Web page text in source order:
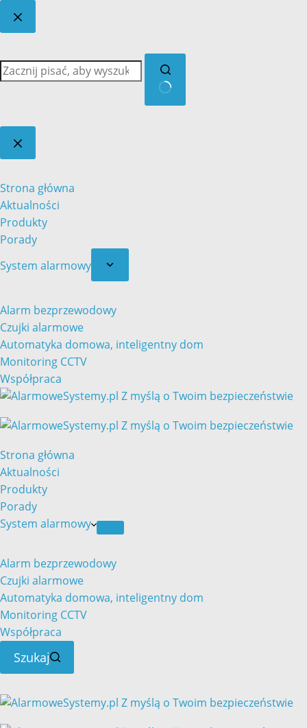
wyników
Strona główna
Aktualności
Produkty
Porady
System alarmowy
Alarm bezprzewodowy
Czujki alarmowe
Automatyka domowa, inteligentny dom
Monitoring CCTV
Współpraca
Strona główna
Aktualności
Produkty
Porady
System alarmowy
Alarm bezprzewodowy
Czujki alarmowe
Automatyka domowa, inteligentny dom
Monitoring CCTV
Współpraca
Szukaj